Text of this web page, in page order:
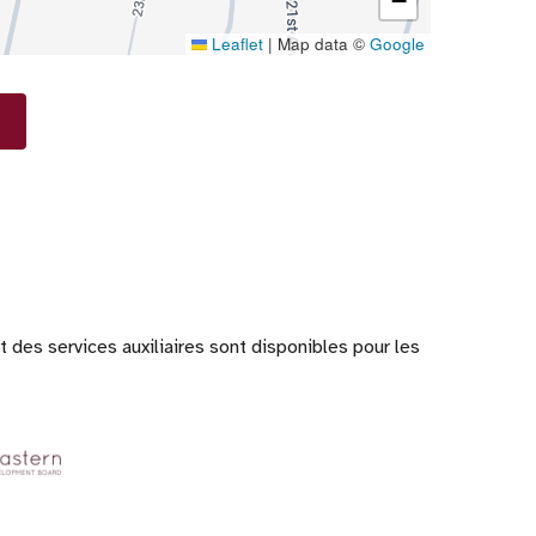
Leaflet | Map data © Google
services auxiliaires sont disponibles pour les